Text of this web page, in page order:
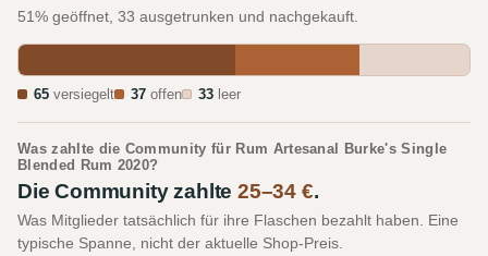
51% geöffnet, 33 ausgetrunken und nachgekauft.
65 versiegelt 37 offen 33 leer
Was zahlte die Community für Rum Artesanal Burke's Single
Blended Rum 2020?
Die Community zahlte25–34 €.
Was Mitglieder tatsächlich für ihre Flaschen bezahlt haben. Eine
typische Spanne, nicht der aktuelle Shop-Preis.